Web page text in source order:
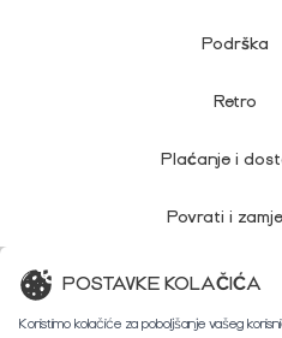
Podrška
Retro
Plaćanje i
Povrati i
Korisnička
POSTAVKE KOLAČIĆA
Koristimo kolačiće za poboljšanje vašeg